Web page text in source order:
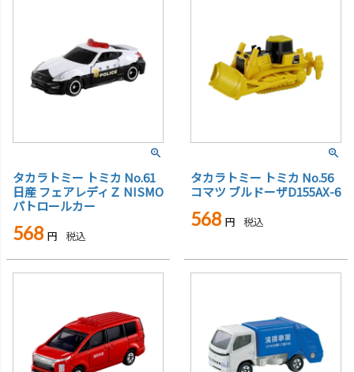
タカラトミー トミカ No.61
日産 フェアレディＺ NISMO
パトロールカー
568 税込
タカラトミー トミカ No.56
コマツ ブルドーザD155AX-6
568 税込